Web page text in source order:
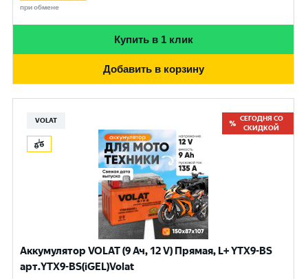
при обмене
Купить в 1 клик
Добавить в корзину
VOLAT
СЕГОДНЯ СО
СКИДКОЙ
Аккумулятор VOLAT (9 Ач, 12 V) Прямая, L+ YTX9-BS
арт.YTX9-BS(iGEL)Volat